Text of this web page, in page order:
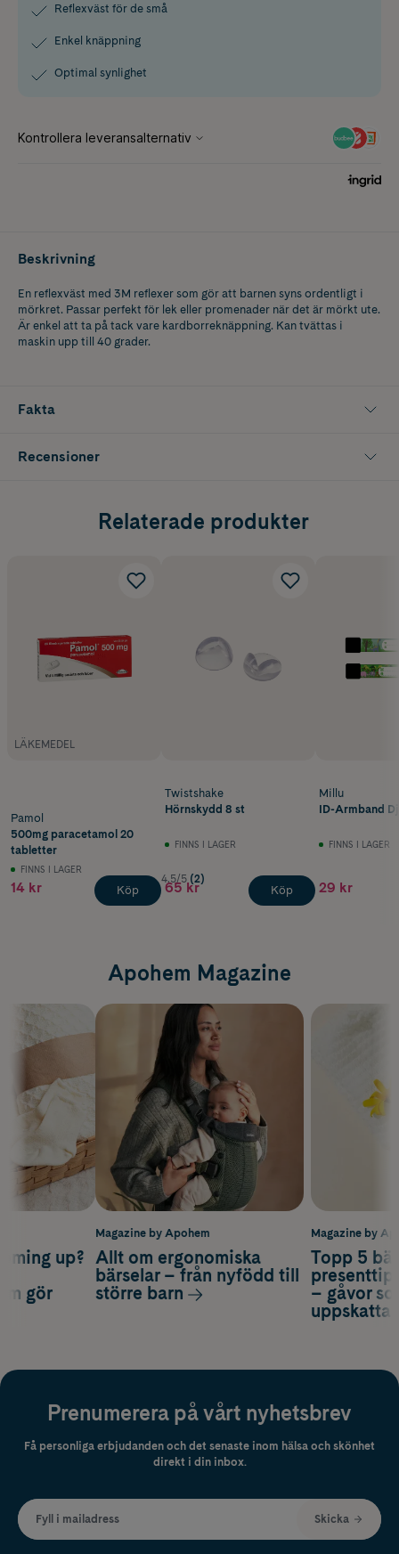
Reflexväst för de små
Enkel knäppning
Optimal synlighet
Beskrivning
En reflexväst med 3M reflexer som gör att barnen syns ordentligt i
mörkret. Passar perfekt för lek eller promenader när det är mörkt ute.
Är enkel att ta på tack vare kardborreknäppning. Kan tvättas i
maskin upp till 40 grader.
Fakta
Recensioner
Relaterade produkter
LÄKEMEDEL
Pamol
500mg paracetamol 20
tabletter
FINNS I LAGER
14 kr Köp
Twistshake
Hörnskydd 8 st
FINNS I LAGER
4.5/5 (2)
65 kr Köp
Millu
ID-Armband
FINNS I LAGER
29 kr
Apohem Magazine
Magazine by
Topp 5
– gåvor
up?
gör
Magazine by Apohem
Allt om ergonomiska
bärselar – från nyfödd till
större barn
Prenumerera på vårt nyhetsbrev
Få personliga erbjudanden och det senaste inom hälsa och skönhet
direkt i din inbox.
Fyll i mailadress Skicka